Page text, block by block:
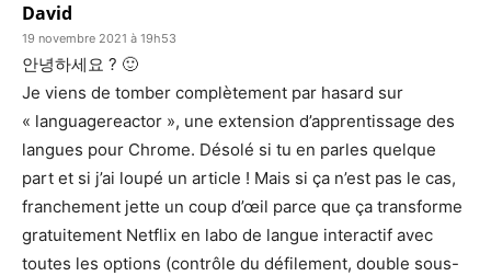
David
19 novembre 2021 à 19h53
안녕하세요 ? 🙂
Je viens de tomber complètement par hasard sur
« languagereactor », une extension d’apprentissage des
langues pour Chrome. Désolé si tu en parles quelque
part et si j’ai loupé un article ! Mais si ça n’est pas le cas,
franchement jette un coup d’œil parce que ça transforme
gratuitement Netflix en labo de langue interactif avec
toutes les options (contrôle du défilement, double sous-